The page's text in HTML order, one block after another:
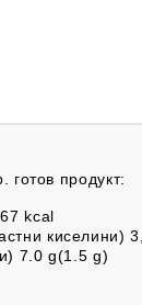
готов продукт:
kcal
киселини)
7.0 g(1.5 g)